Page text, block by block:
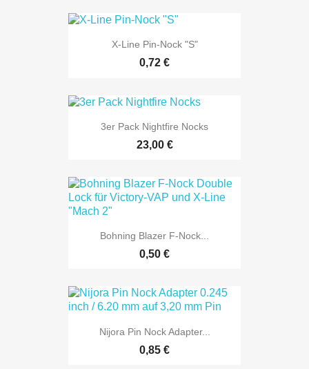
X-Line Pin-Nock "S"
0,72 €
3er Pack Nightfire Nocks
23,00 €
Bohning Blazer F-Nock...
0,50 €
Nijora Pin Nock Adapter...
0,85 €